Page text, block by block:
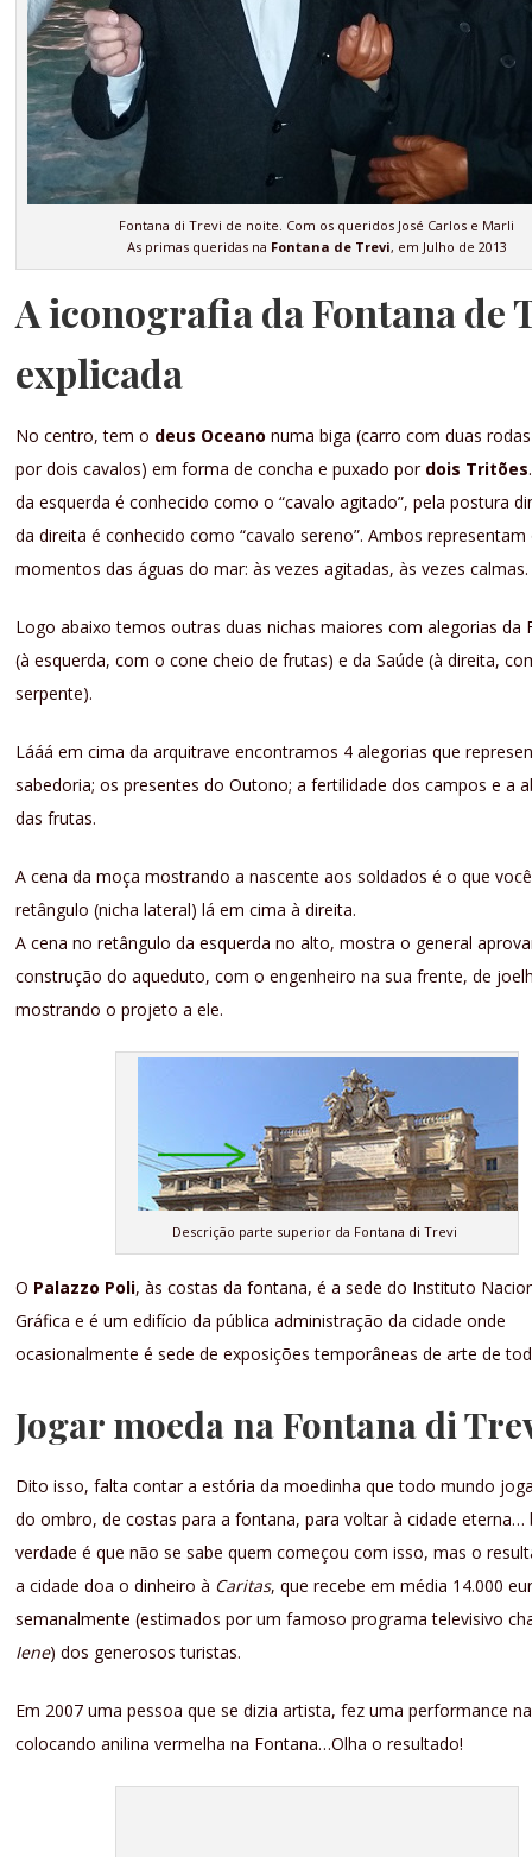
Fontana di Trevi de noite. Com os queridos José Carlos e Marli
As primas queridas na Fontana de Trevi, em Julho de 2013
A iconografia da Fontana de
explicada
No centro, tem o deus Oceano numa biga (carro com duas
por dois cavalos) em forma de concha e puxado por dois Tritões
da esquerda é conhecido como o “cavalo agitado”, pela postura
da direita é conhecido como “cavalo sereno”. Ambos
momentos das águas do mar: às vezes agitadas, às vezes calmas.
Logo abaixo temos outras duas nichas maiores com alegorias da
(à esquerda, com o cone cheio de frutas) e da Saúde (à direita,
serpente).
Lááá em cima da arquitrave encontramos 4 alegorias que
sabedoria; os presentes do Outono; a fertilidade dos campos e a
das frutas.
A cena da moça mostrando a nascente aos soldados é o que
retângulo (nicha lateral) lá em cima à direita.
A cena no retângulo da esquerda no alto, mostra o general
construção do aqueduto, com o engenheiro na sua frente, de
mostrando o projeto a ele.
Descrição parte superior da Fontana di Trevi
O Palazzo Poli, às costas da fontana, é a sede do Instituto
Gráfica e é um edifício da pública administração da cidade onde
ocasionalmente é sede de exposições temporâneas de arte de
Jogar moeda na Fontana di
Dito isso, falta contar a estória da moedinha que todo mundo
do ombro, de costas para a fontana, para voltar à cidade eterna…
verdade é que não se sabe quem começou com isso, mas o
a cidade doa o dinheiro à Caritas, que recebe em média 14.000
semanalmente (estimados por um famoso programa televisivo
Iene) dos generosos turistas.
Em 2007 uma pessoa que se dizia artista, fez uma performance
colocando anilina vermelha na Fontana…Olha o resultado!